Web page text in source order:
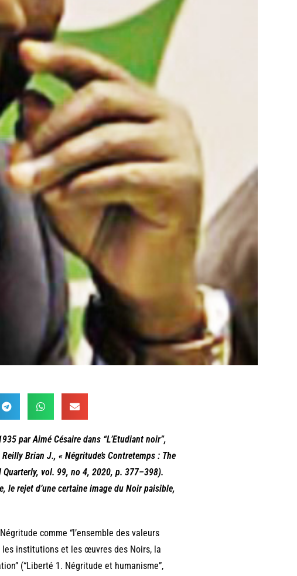
par Aimé Césaire dans “L’Etudiant noir”,
Brian J., « Négritude’s Contretemps : The
vol. 99, no 4,‎ 2020, p. 377–398).
le rejet d’une certaine image du Noir paisible,
comme “l’ensemble des valeurs
les institutions et les œuvres des Noirs, la
(“Liberté 1. Négritude et humanisme”,